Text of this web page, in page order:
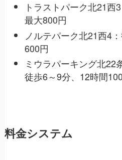
トラストパーク北21西
最大800円
ノルテパーク北21西4
600円
ミウラパーキング北22
徒歩6～9分、12時間
料金システム